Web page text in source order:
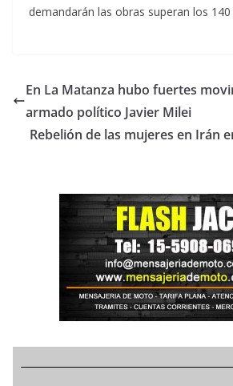
demandarán las obras superan los
En La Matanza hubo fuertes
armado político Javier Milei
Rebelión de las mujeres en Irán